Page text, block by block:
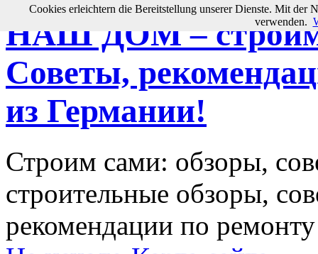
НАШ ДОМ – строим
Советы,
из Германии!
Строим сами: обзоры,
строительные обзоры,
рекомендации по ремонту
Cookies erleichtern die Bereitstellung unserer Dienste. Mit der
verwenden.